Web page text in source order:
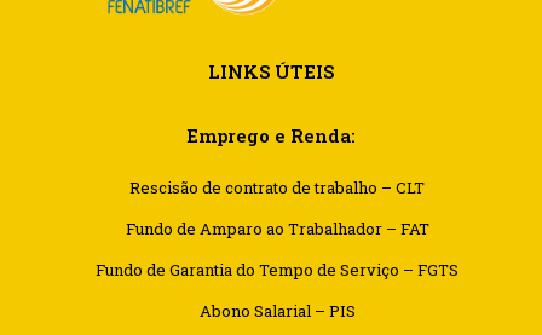
LINKS ÚTEIS
Emprego e Renda:
Rescisão de contrato de trabalho – CLT
Fundo de Amparo ao Trabalhador – FAT
Fundo de Garantia do Tempo de Serviço – FGTS
Abono Salarial – PIS